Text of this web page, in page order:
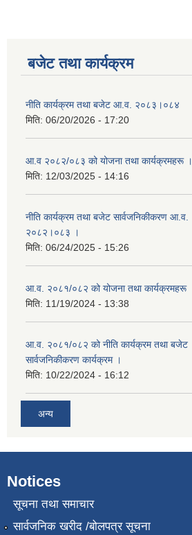
बजेट तथा कार्यक्रम
नीति कार्यक्रम तथा बजेट आ.व. २०८३।०८४
मिति: 06/20/2026 - 17:20
आ.व २०८२/०८३ को योजना तथा कार्यक्रमहरू ।
मिति: 12/03/2025 - 14:16
नीति कार्यक्रम तथा बजेट सार्वजनिकीकरण आ.व.
२०८२।०८३ ।
मिति: 06/24/2025 - 15:26
आ.व. २०८१/०८२ को योजना तथा कार्यक्रमहरू
मिति: 11/19/2024 - 13:38
आ.व. २०८१/०८२ को नीति कार्यक्रम तथा बजेट
सार्वजनिकीकरण कार्यक्रम ।
मिति: 10/22/2024 - 16:12
अन्य
Notices
सूचना तथा समाचार
सार्वजनिक खरीद /बोलपत्र सूचना